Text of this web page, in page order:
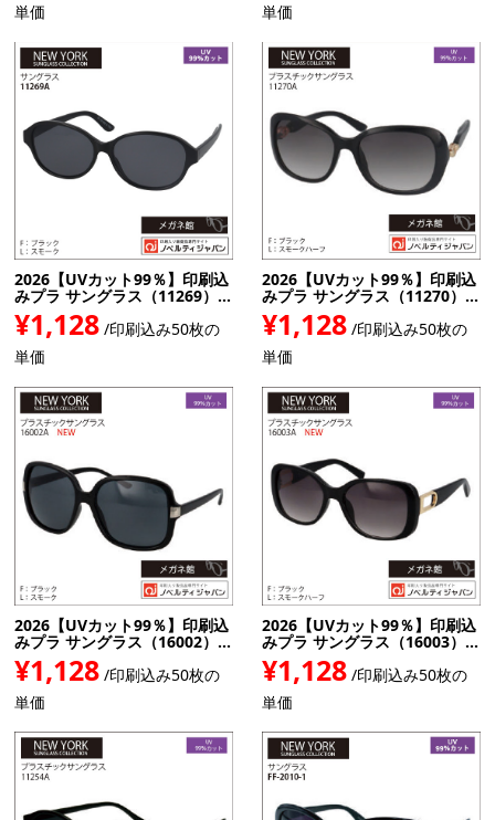
単価
単価
2026【UVカット99％】印刷込
みプラ サングラス（11269）...
¥1,128 /印刷込み50枚の
単価
2026【UVカット99％】印刷込
みプラ サングラス（11270）...
¥1,128 /印刷込み50枚の
単価
2026【UVカット99％】印刷込
みプラ サングラス（16002）...
¥1,128 /印刷込み50枚の
単価
2026【UVカット99％】印刷込
みプラ サングラス（16003）...
¥1,128 /印刷込み50枚の
単価